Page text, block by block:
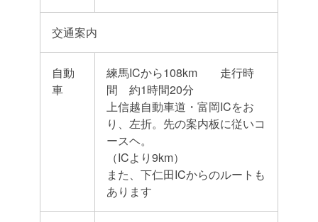
交通案内
自動
車
練馬ICから108km 走行時
間 約1時間20分
上信越自動車道・富岡ICをお
り、左折。先の案内板に従いコ
ースヘ。
（ICより9km）
また、下仁田ICからのルートも
あります